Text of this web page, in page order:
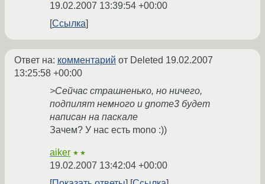
19.02.2007 13:39:54 +00:00
Ссылка
Ответ на: комментарий от Deleted 19.02.2007
13:25:58 +00:00
>Сейчас страшненько, но ничего,
подпилят немного и gnome3 будет
написан на паскале
Зачем? У нас есть mono :))
aiker ★★
19.02.2007 13:42:04 +00:00